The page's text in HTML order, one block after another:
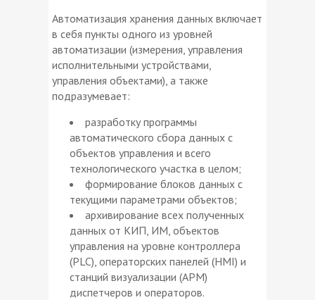
Автоматизация хранения данных включает
в себя пункты одного из уровней
автоматизации (измерения, управления
исполнительными устройствами,
управления объектами), а также
подразумевает:
разработку программы
автоматического сбора данных с
объектов управления и всего
технологического участка в целом;
формирование блоков данных с
текущими параметрами объектов;
архивирование всех полученных
данных от КИП, ИМ, объектов
управления на уровне контроллера
(PLC), операторских панелей (HMI) и
станций визуализации (АРМ)
диспетчеров и операторов.